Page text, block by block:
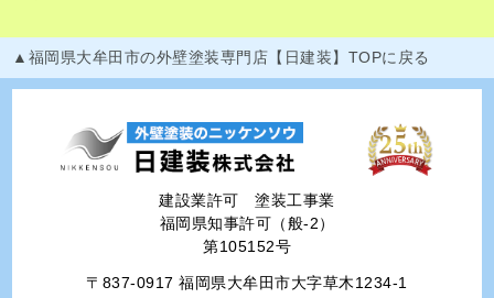
▲福岡県大牟田市の外壁塗装専門店【日建装】TOPに戻る
建設業許可 塗装工事業
福岡県知事許可（般-2）
第105152号
〒837-0917 福岡県大牟田市大字草木1234-1